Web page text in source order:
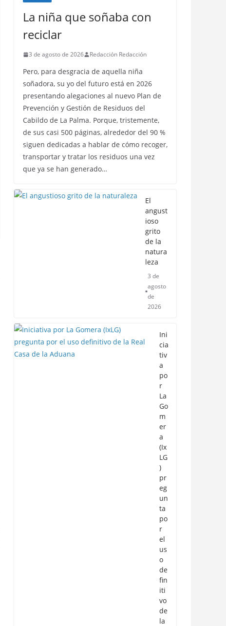
La niña que soñaba con
reciclar
3 de agosto de 2026 Redacción Redacción
Pero, para desgracia de aquella niña
soñadora, su yo del futuro está en 2026
presentando alegaciones al nuevo Plan de
Prevención y Gestión de Residuos del
Cabildo de La Palma. Porque, tristemente,
de sus casi 500 páginas, alrededor del 90 %
siguen dedicadas a hablar de cómo recoger,
transportar y tratar los residuos una vez
que ya se han generado…
El
angust
ioso
grito
de la
natura
leza
3 de
agosto
de
2026
Ini
cia
tiv
a
po
r
La
Go
m
er
a
(Ix
LG
)
pr
eg
un
ta
po
r
el
us
o
de
fin
iti
vo
de
la